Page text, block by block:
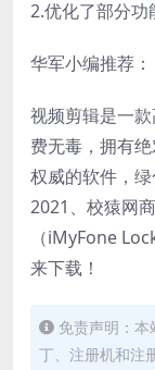
2.优化了部分功
华军小编推荐：
视频剪辑是一
费无毒，拥有
权威的软件，
2021、校猿网
（iMyFone
来下载！
免责声明：
丁、注册机和注